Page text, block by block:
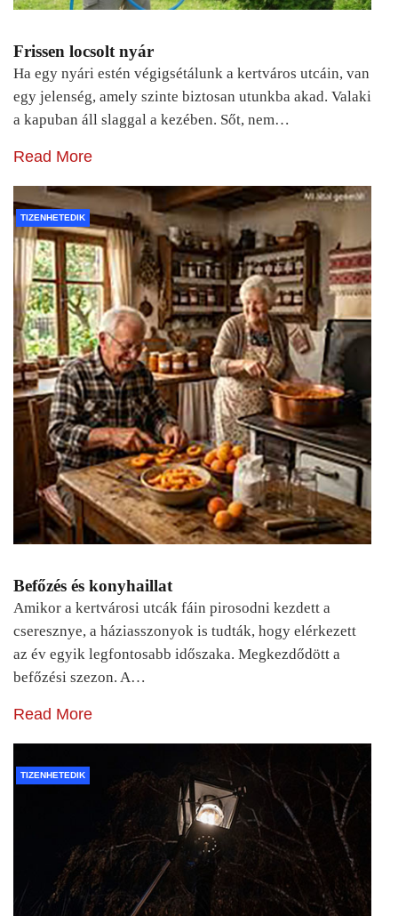
Frissen locsolt nyár
Ha egy nyári estén végigsétálunk a kertváros utcáin, van
egy jelenség, amely szinte biztosan utunkba akad. Valaki
a kapuban áll slaggal a kezében. Sőt, nem…
Read More
TIZENHETEDIK
Befőzés és konyhaillat
Amikor a kertvárosi utcák fáin pirosodni kezdett a
cseresznye, a háziasszonyok is tudták, hogy elérkezett
az év egyik legfontosabb időszaka. Megkezdődött a
befőzési szezon. A…
Read More
TIZENHETEDIK